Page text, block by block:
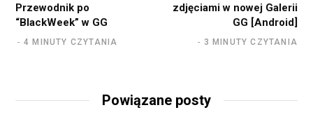
Przewodnik po
“BlackWeek” w GG
4 MINUTY CZYTANIA
zdjęciami w nowej Galerii
GG [Android]
3 MINUTY CZYTANIA
Powiązane posty